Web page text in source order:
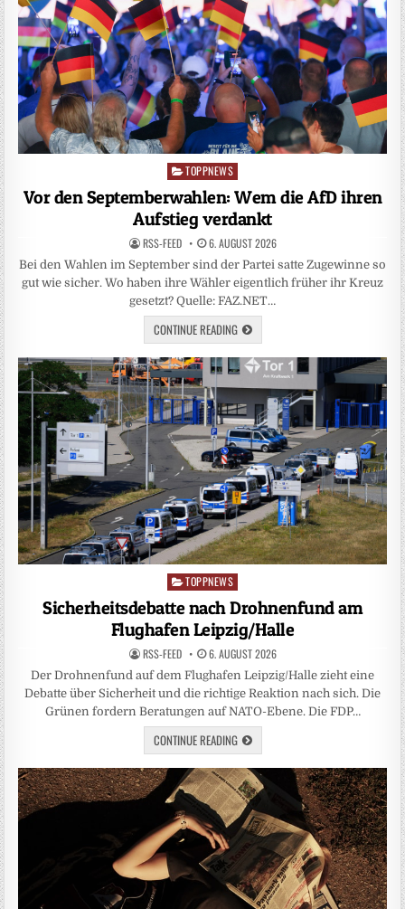
Posted
TOPPNEWS
Vor den Septemberwahlen: Wem die AfD ihren
Aufstieg verdankt
RSS-FEED 6. AUGUST 2026
Bei den Wahlen im September sind der Partei satte Zugewinne so
gut wie sicher. Wo haben ihre Wähler eigentlich früher ihr Kreuz
gesetzt? Quelle: FAZ.NET…
CONTINUE READING
Posted
in
TOPPNEWS
Sicherheitsdebatte nach Drohnenfund am
Flughafen Leipzig/Halle
RSS-FEED 6. AUGUST 2026
Der Drohnenfund auf dem Flughafen Leipzig/Halle zieht eine
Debatte über Sicherheit und die richtige Reaktion nach sich. Die
Grünen fordern Beratungen auf NATO-Ebene. Die FDP…
CONTINUE READING